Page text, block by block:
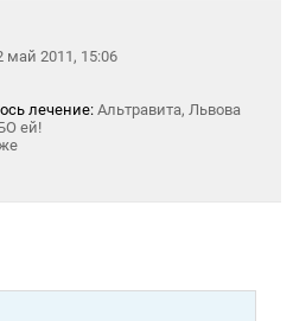
май 2011, 15:06
лечение: Альтравита, Львова
ей!